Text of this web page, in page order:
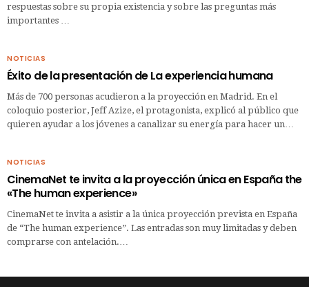
respuestas sobre su propia existencia y sobre las preguntas más
importantes …
NOTICIAS
Éxito de la presentación de La experiencia humana
Más de 700 personas acudieron a la proyección en Madrid. En el
coloquio posterior, Jeff Azize, el protagonista, explicó al público que
quieren ayudar a los jóvenes a canalizar su energía para hacer un…
NOTICIAS
CinemaNet te invita a la proyección única en España the
«The human experience»
CinemaNet te invita a asistir a la única proyección prevista en España
de “The human experience”. Las entradas son muy limitadas y deben
comprarse con antelación.…